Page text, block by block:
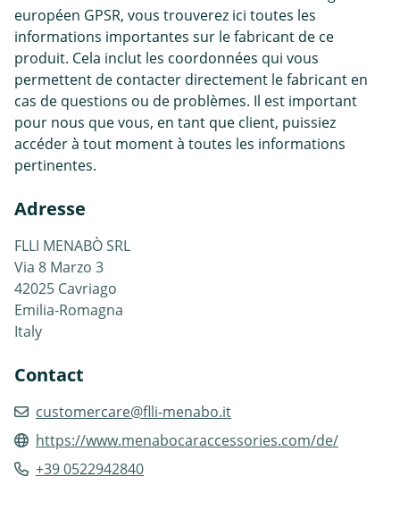
européen GPSR, vous trouverez ici toutes les
informations importantes sur le fabricant de ce
produit. Cela inclut les coordonnées qui vous
permettent de contacter directement le fabricant en
cas de questions ou de problèmes. Il est important
pour nous que vous, en tant que client, puissiez
accéder à tout moment à toutes les informations
pertinentes.
Adresse
FLLI MENABÒ SRL
Via 8 Marzo 3
42025 Cavriago
Emilia-Romagna
Italy
Contact
customercare@flli-menabo.it
https://www.menabocaraccessories.com/de/
+39 0522942840